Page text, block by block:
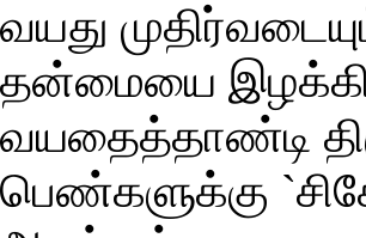
வயது
தன்மையை
வயதைத்தாண்டி
பெண்களுக்கு